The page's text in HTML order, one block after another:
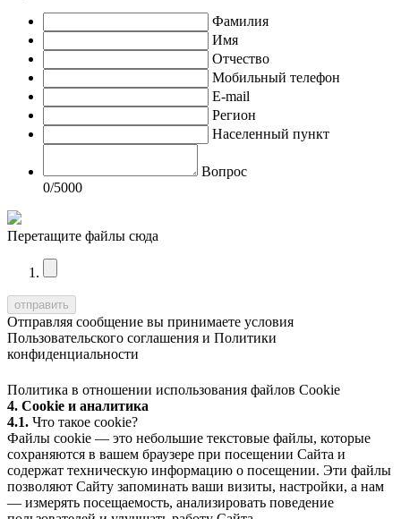
Фамилия
Имя
Отчество
Мобильный телефон
E-mail
Регион
Населенный пункт
Вопрос
0/5000
Перетащите файлы сюда
Отправляя сообщение вы принимаете условия
Пользовательского соглашения и Политики
конфиденциальности
Политика в отношении использования файлов Cookie
4. Cookie и аналитика
4.1. Что такое cookie?
Файлы cookie — это небольшие текстовые файлы, которые
сохраняются в вашем браузере при посещении Сайта и
содержат техническую информацию о посещении. Эти файлы
позволяют Сайту запоминать ваши визиты, настройки, а нам
— измерять посещаемость, анализировать поведение